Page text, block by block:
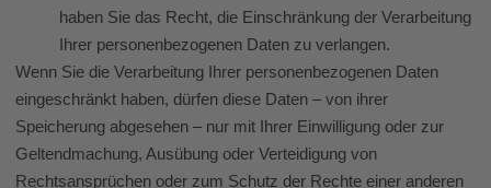
haben Sie das Recht, die Einschränkung der Verarbeitung
Ihrer personenbezogenen Daten zu verlangen.
Wenn Sie die Verarbeitung Ihrer personenbezogenen Daten
eingeschränkt haben, dürfen diese Daten – von ihrer
Speicherung abgesehen – nur mit Ihrer Einwilligung oder zur
Geltendmachung, Ausübung oder Verteidigung von
Rechtsansprüchen oder zum Schutz der Rechte einer anderen